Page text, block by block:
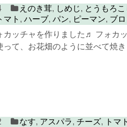
えのき茸, しめじ, とうもろこ
マト , ハーブ, パン, ピーマン, ブ
カッチャを作りました♬ フォカ
って、お花畑のように並べて焼
なす, アスパラ,チーズ, トマト